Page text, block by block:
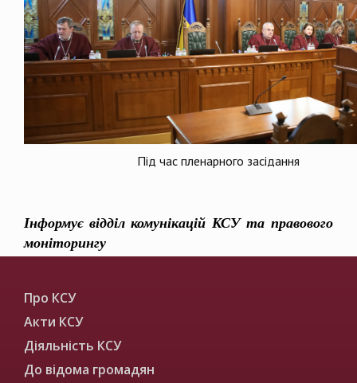
Під час пленарного засідання
Інформує відділ комунікацій КСУ та правового
моніторингу
Про КСУ
Акти КСУ
Діяльність КСУ
До відома громадян